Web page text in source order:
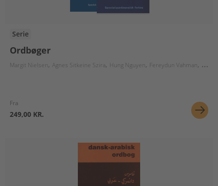
Serie
Ordbøger
Margit Nielsen Agnes Sitkeine Szira Hung Nguyen Fereydun Vahman Per
Fra
249,00 KR.